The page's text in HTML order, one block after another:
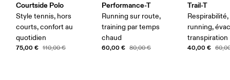
Courtside Polo
Style tennis, hors
courts, confort au
quotidien
75,00 € 110,00 €
Performance-T
Running sur route,
training par temps
chaud
60,00 € 80,00 €
Trail-T
running,
transpiration
40,00 €